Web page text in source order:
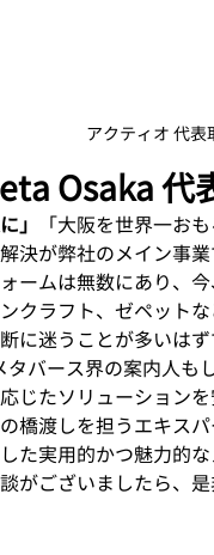
アクティオ 代
Osaka 代
」
「大阪を世界一お
決が弊社のメイン事業
ームは無数にあり、
クラフト、ゼペット
に迷うことが多いはず
バース界の案内人も
じたソリューション
橋渡しを担うエキス
た実用的かつ魅力的
がございましたら、